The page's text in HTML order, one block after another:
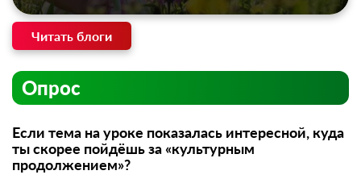
Читать блоги
Опрос
Если тема на уроке показалась интересной, куда
ты скорее пойдёшь за «культурным
продолжением»?